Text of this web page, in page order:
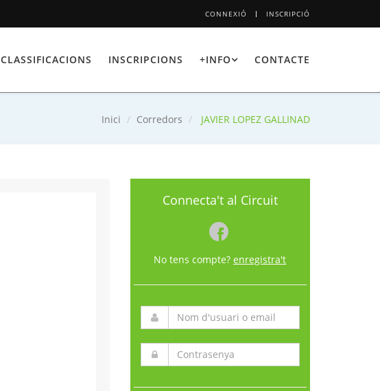
CONNEXIÓ INSCRIPCIÓ
CLASSIFICACIONS INSCRIPCIONS +INFO CONTACTE
Inici Corredors JAVIER LOPEZ GALLINAD
Connecta't al Circuit
No tens compte?enregistra't